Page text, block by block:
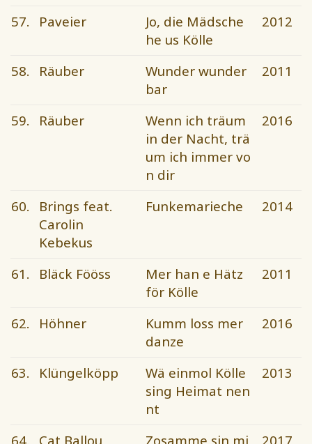
57.
Paveier
Jo, die Mädsche
he us Kölle
2012
58. Räuber
Wunder wunder
bar
2011
59. Räuber
Wenn ich träum
in der Nacht, trä
um ich immer vo
n dir
2016
60.
Brings feat.
Carolin
Kebekus
Funkemarieche 2014
61. Bläck Fööss
Mer han e Hätz
för Kölle
2011
62. Höhner
Kumm loss mer
danze
2016
63. Klüngelköpp
Wä einmol Kölle
sing Heimat nen
nt
2013
64. Cat Ballou
Zosamme sin mi
2017